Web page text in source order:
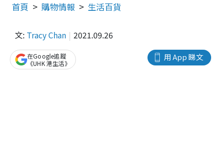
首頁 購物情報 生活百貨
文: Tracy Chan 2021.09.26
用 App 睇文
在Google追蹤
《UHK 港生活》